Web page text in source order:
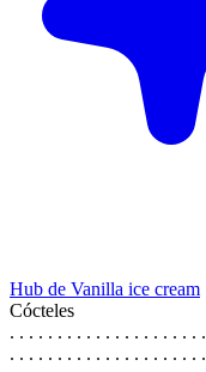
Hub de Vanilla ice cream
Cócteles
. . . . . . . . . . . . . . . . . . . .
. . . . . . . . . . . . . . . . . . . .